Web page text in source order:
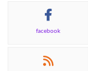
facebook